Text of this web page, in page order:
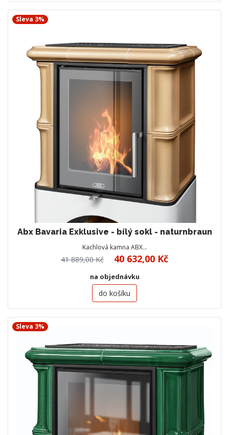
Sleva 3%
Abx Bavaria Exklusive - bílý sokl - naturnbraun
Kachlová kamna ABX…
41 889,00 Kč 40 632,00 Kč
na objednávku
do košíku
Sleva 3%